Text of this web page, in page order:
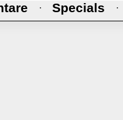
· Specials ·